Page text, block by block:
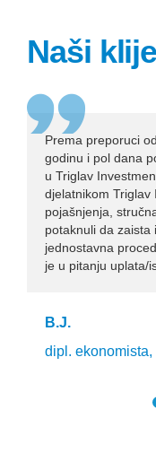
Naši
Prema preporuci
godinu i pol dana
u Triglav
djelatnikom Triglav
pojašnjenja,
potaknuli da zaista
jednostavna
je u pitanju uplata/
B.J.
dipl. ekonomista,